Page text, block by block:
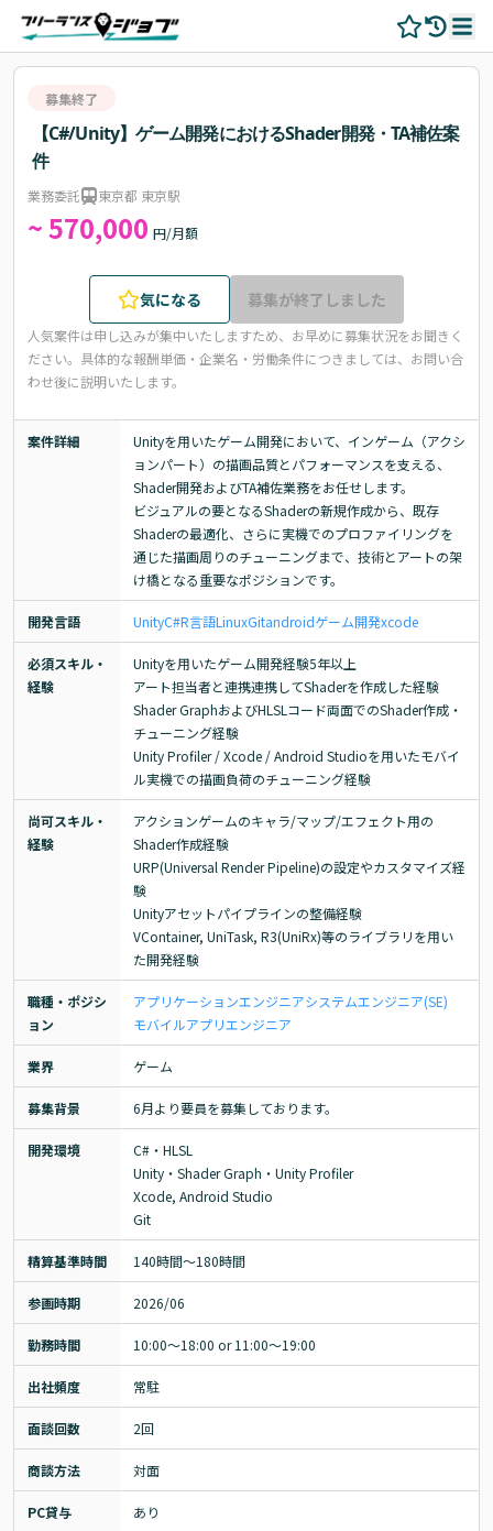
募集終了
【C#/Unity】ゲーム開発におけるShader開発・TA補佐案
件
業務委託 東京都 東京駅
~ 570,000 円/月額
気になる 募集が終了しました
人気案件は申し込みが集中いたしますため、お早めに募集状況をお聞きく
ださい。 具体的な報酬単価・企業名・労働条件につきましては、お問い合
わせ後に説明いたします。
案件詳細
Unityを用いたゲーム開発において、インゲーム（アクシ
ョンパート）の描画品質とパフォーマンスを支える、
Shader開発およびTA補佐業務をお任せします。
ビジュアルの要となるShaderの新規作成から、既存
Shaderの最適化、さらに実機でのプロファイリングを
通じた描画周りのチューニングまで、技術とアートの架
け橋となる重要なポジションです。
開発言語 UnityC#R言語LinuxGitandroidゲーム開発xcode
必須スキル・
経験
Unityを用いたゲーム開発経験5年以上
アート担当者と連携連携してShaderを作成した経験
Shader GraphおよびHLSLコード両面でのShader作成・
チューニング経験
Unity Profiler / Xcode / Android Studioを用いたモバイ
ル実機での描画負荷のチューニング経験
尚可スキル・
経験
アクションゲームのキャラ/マップ/エフェクト用の
Shader作成経験
URP(Universal Render Pipeline)の設定やカスタマイズ経
験
Unityアセットパイプラインの整備経験
VContainer, UniTask, R3(UniRx)等のライブラリを用い
た開発経験
職種・ポジシ
ョン
アプリケーションエンジニアシステムエンジニア(SE)
モバイルアプリエンジニア
業界 ゲーム
募集背景 6月より要員を募集しております。
開発環境
C#・HLSL
Unity・Shader Graph・Unity Profiler
Xcode, Android Studio
Git
精算基準時間 140時間〜180時間
参画時期 2026/06
勤務時間 10:00～18:00 or 11:00〜19:00
出社頻度 常駐
面談回数 2回
商談方法 対面
PC貸与 あり